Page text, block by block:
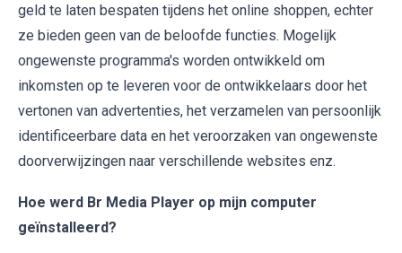
geld te laten bespaten tijdens het online shoppen, echter
ze bieden geen van de beloofde functies. Mogelijk
ongewenste programma's worden ontwikkeld om
inkomsten op te leveren voor de ontwikkelaars door het
vertonen van advertenties, het verzamelen van persoonlijk
identificeerbare data en het veroorzaken van ongewenste
doorverwijzingen naar verschillende websites enz.
Hoe werd Br Media Player op mijn computer
geïnstalleerd?